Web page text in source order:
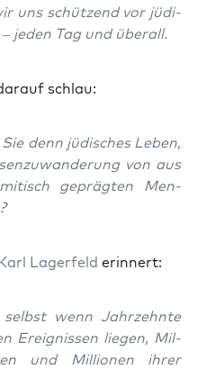
uns schüt­zend vor jüdi­
jeden Tag und überall.
schlau:
denn jüdi­sches Leben,
von aus
gepräg­ten Men­
Lager­feld erinnert:
wenn Jahr­zehn­te
Ereig­nis­sen lie­gen, Mil­
und Mil­lio­nen ihrer